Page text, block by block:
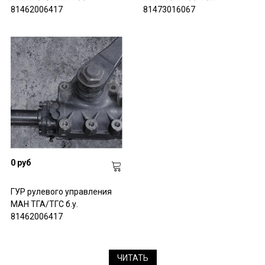
81462006417
81473016067
0 руб
ГУР рулевого управления
МАН ТГА/ТГС б.у.
81462006417
ЧИТАТЬ